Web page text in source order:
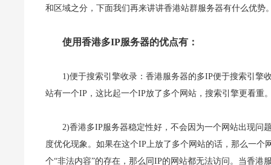
和区域之分，下面我们再来讲讲香港站群服务器有什么优势
使用香港多IP服务器的优点有：
1)便于搜索引擎收录：香港服务器的多IP便于搜索引擎
站有一个IP，这比起一个IP放了多个网站，搜索引擎更看
2)香港多IP服务器稳定性好，不会因为一个网站出现问
度优化现象。如果在这个IP上放了多个网站的话，那么一
个“非法内容”的存在，那么同IP的网站都无法访问。当香